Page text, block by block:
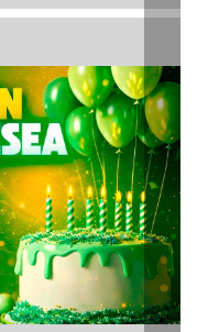
y Nicho Hinojosa